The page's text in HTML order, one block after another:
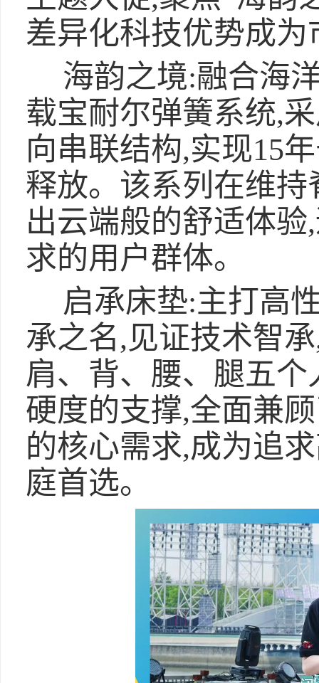
差异化科技优势成
海韵之境:融合海
载宝耐尔弹簧系统,
向串联结构,实现15
释放。该系列在维
出云端般的舒适体
求的用户群体。
启承床垫:主打高
承之名,见证技术智
肩、背、腰、腿五
硬度的支撑,全面兼
的核心需求,成为追
庭首选。